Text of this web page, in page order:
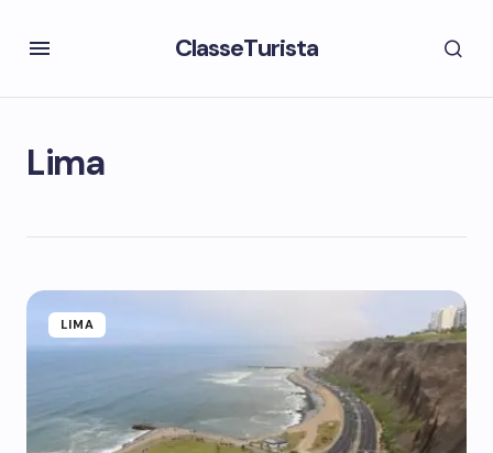
ClasseTurista
Lima
LIMA